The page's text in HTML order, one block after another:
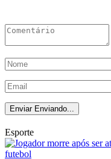
Enviar Enviando...
Esporte